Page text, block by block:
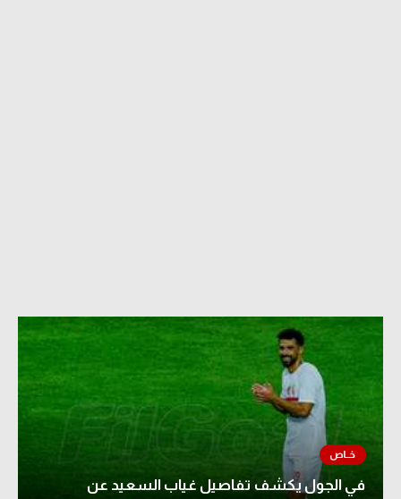
في الجول يكشف تفاصيل غياب السعيد عن